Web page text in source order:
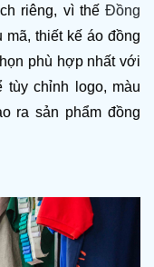
riêng, vì thế Đồng
mã, thiết kế áo đồng
phù hợp nhất với
tùy chỉnh logo, màu
ra sản phẩm đồng